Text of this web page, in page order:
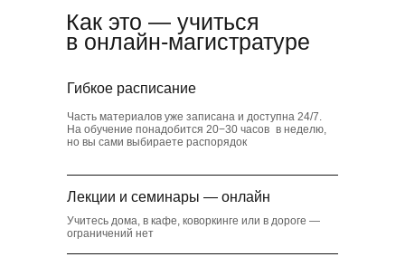
Как это — учиться
в онлайн-магистратуре
Гибкое расписание
Часть материалов уже записана и доступна 24/7.
На обучение понадобится 20−30 часов в неделю,
но вы сами выбираете распорядок
Лекции и семинары — онлайн
Учитесь дома, в кафе, коворкинге или в дороге —
ограничений нет
Коворкинг для